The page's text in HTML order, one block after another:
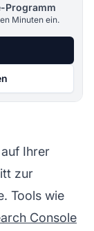
Programm
Minuten ein.
Ihrer
zur
Tools wie
Console